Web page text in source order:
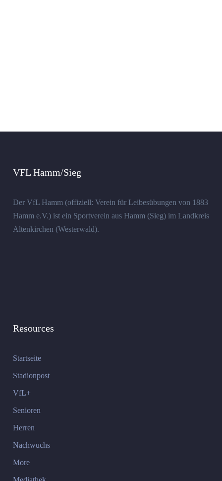
VFL Hamm/Sieg
Der VfL Hamm (offiziell: Verein für Leibesübungen von 1883
Hamm e.V.) ist ein Sportverein aus Hamm (Sieg) im Landkreis
Altenkirchen (Westerwald).
Resources
Startseite
Stadionpost
VfL+
Senioren
Herren
Nachwuchs
More